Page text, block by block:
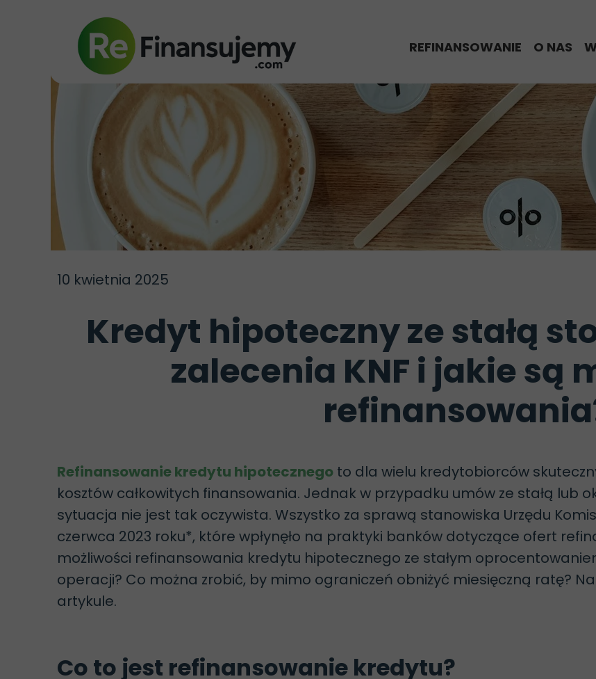
REFINANSOWANIE
Proces refinansowania
Kalkulator refinansowania
O NAS
My w
10 kwietnia 2025
Kredyt hipoteczny ze stałą
zalecenia KNF i jakie są
Refinansowanie kredytu hipotecznego to dla wielu kredytobiorców
kosztów całkowitych finansowania. Jednak w przypadku umów ze stałą lub
sytuacja nie jest tak oczywista. Wszystko za sprawą stanowiska Urzędu
czerwca 2023 roku*, które wpłynęło na praktyki banków dotyczące ofert
możliwości refinansowania kredytu hipotecznego ze stałym
operacji? Co można zrobić, by mimo ograniczeń obniżyć miesięczną ratę?
artykule.
Co to jest refinansowanie kredytu?